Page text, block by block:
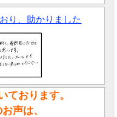
り、助かりました
ております。
声は、